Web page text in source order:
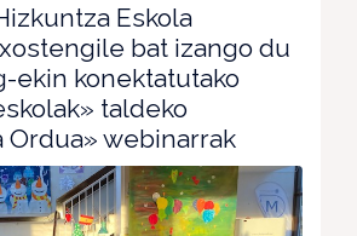
Eskola
bat izango du
ekin konektatutako
taldeko
Ordua» webinarrak